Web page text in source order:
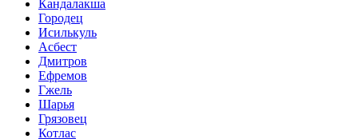
Кандалакша
Городец
Исилькуль
Асбест
Дмитров
Ефремов
Гжель
Шарья
Грязовец
Котлас